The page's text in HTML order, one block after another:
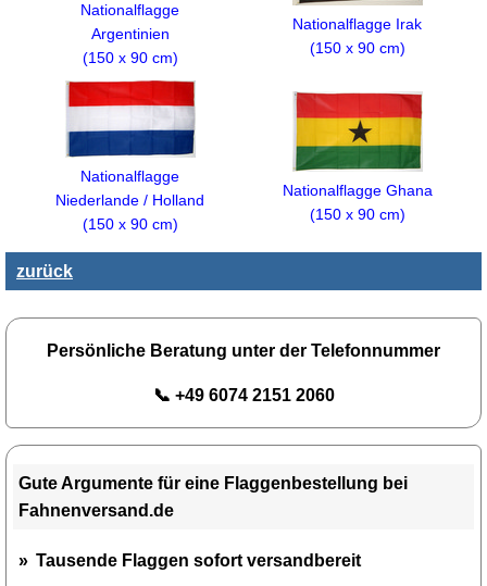
Nationalflagge
Argentinien
(150 x 90 cm)
Nationalflagge Irak
(150 x 90 cm)
Nationalflagge
Niederlande / Holland
(150 x 90 cm)
Nationalflagge Ghana
(150 x 90 cm)
zurück
Persönliche Beratung unter der Telefonnummer
📞 +49 6074 2151 2060
Gute Argumente für eine Flaggenbestellung bei
Fahnenversand.de
Tausende Flaggen sofort versandbereit